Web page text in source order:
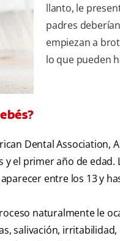
llanto, le
padres
empiezan a
lo que pueden
Dental Association,
el primer año de
entre los 13 y
naturalmente le
salivación,